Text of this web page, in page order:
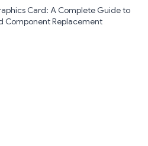
Card: A Complete Guide to
Component Replacement